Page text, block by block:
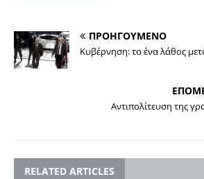
ΠΡΟΗΓΟΥΜΕΝΟ
Κυβέρνηση: το ένα λάθος
Aντιπολίτευση της
RELATED ARTICLES